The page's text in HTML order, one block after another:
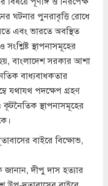
ঘটনার পুনরাবৃত্তি রোধে
এবং ভারতে অবস্থিত
স্থাপনাসমূহের
বাংলাদেশ সরকার আশা
বাধ্যবাধকতার
যথাযথ পদক্ষেপ গ্রহণ
স্থাপনাসমূহের
বাইরে বিক্ষোভ,
জানান, দীপু দাস হত্যার